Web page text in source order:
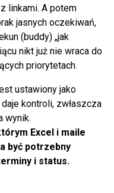
linkami. A potem
jasnych oczekiwań,
(buddy) „jak
nikt już nie wraca do
priorytetach.
ustawiony jako
kontroli, zwłaszcza
wynik.
Excel i maile
być potrzebny
i status.